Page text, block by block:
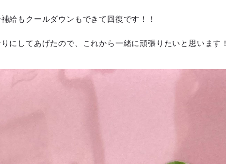
給もクールダウンもできて回復です！！
りにしてあげたので、これから一緒に頑張りたいと思います！